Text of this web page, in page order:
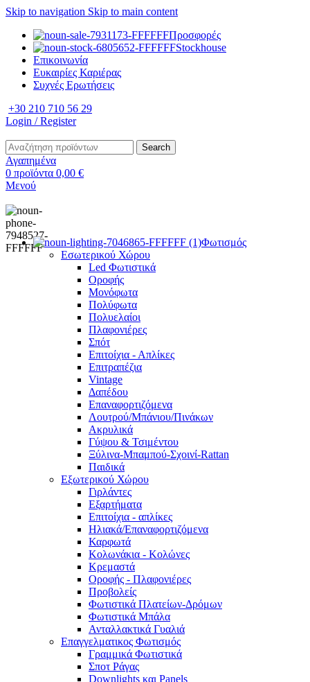
Skip to navigation Skip to main content
Προσφορές
Stockhouse
Επικοινωνία
Ευκαιρίες Καριέρας
Συχνές Ερωτήσεις
+30 210 710 56 29
Login / Register
Search
Αγαπημένα
0 προϊόντα 0,00 €
Μενού
Φωτισμός
Εσωτερικού Χώρου
Led Φωτιστικά
Οροφής
Μονόφωτα
Πολύφωτα
Πολυελαίοι
Πλαφονιέρες
Σπότ
Επιτοίχια - Απλίκες
Επιτραπέζια
Vintage
Δαπέδου
Επαναφορτιζόμενα
Λουτρού/Μπάνιου/Πινάκων
Ακρυλικά
Γύψου & Τσιμέντου
Ξύλινα-Μπαμπού-Σχοινί-Rattan
Παιδικά
Εξωτερικού Χώρου
Γιρλάντες
Εξαρτήματα
Επιτοίχια - απλίκες
Ηλιακά/Επαναφορτιζόμενα
Καρφωτά
Κολωνάκια - Κολώνες
Κρεμαστά
Οροφής - Πλαφονιέρες
Προβολείς
Φωτιστικά Πλατείων-Δρόμων
Φωτιστικά Μπάλα
Ανταλλακτικά Γυαλιά
Επαγγελματικος Φωτισμός
Γραμμικά Φωτιστικά
Σποτ Ράγας
Downlights και Panels